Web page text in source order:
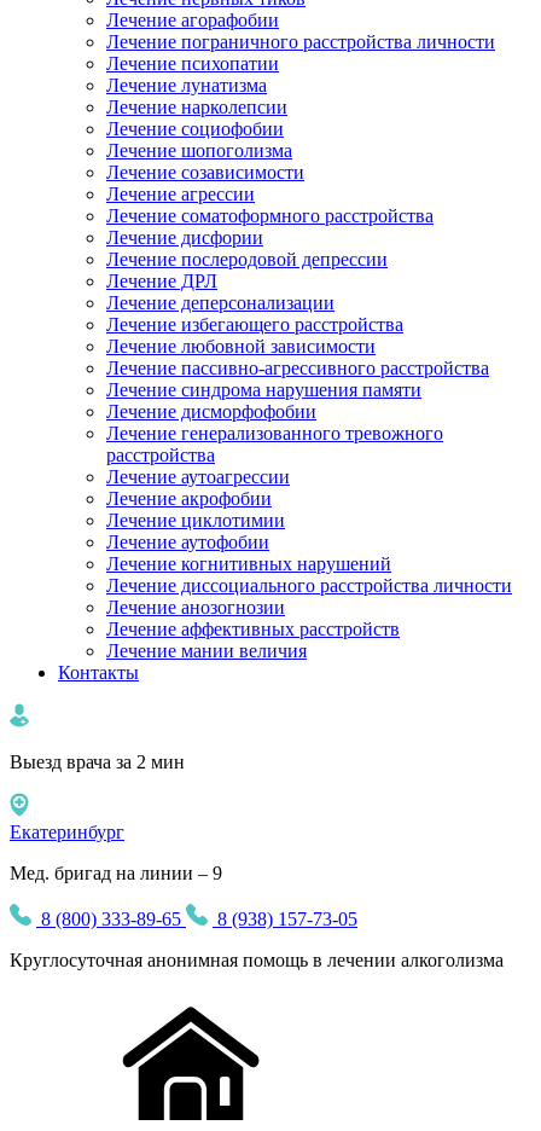
Лечение агорафобии
Лечение пограничного расстройства личности
Лечение психопатии
Лечение лунатизма
Лечение нарколепсии
Лечение социофобии
Лечение шопоголизма
Лечение созависимости
Лечение агрессии
Лечение соматоформного расстройства
Лечение дисфории
Лечение послеродовой депрессии
Лечение ДРЛ
Лечение деперсонализации
Лечение избегающего расстройства
Лечение любовной зависимости
Лечение пассивно-агрессивного расстройства
Лечение синдрома нарушения памяти
Лечение дисморфофобии
Лечение генерализованного тревожного
расстройства
Лечение аутоагрессии
Лечение акрофобии
Лечение циклотимии
Лечение аутофобии
Лечение когнитивных нарушений
Лечение диссоциального расстройства личности
Лечение анозогнозии
Лечение аффективных расстройств
Лечение мании величия
Контакты
Выезд врача за 2 мин
Екатеринбург
Мед. бригад на линии – 9
8 (800) 333-89-65
8 (938) 157-73-05
Круглосуточная анонимная помощь в лечении алкоголизма